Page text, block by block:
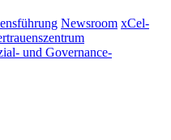
Newsroom xCel-
und Governance-